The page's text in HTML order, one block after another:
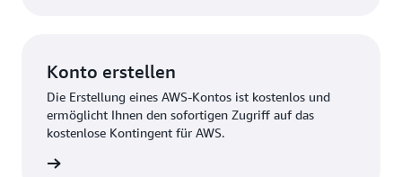
Konto erstellen
Die Erstellung eines AWS-Kontos ist kostenlos und
ermöglicht Ihnen den sofortigen Zugriff auf das
kostenlose Kontingent für AWS.